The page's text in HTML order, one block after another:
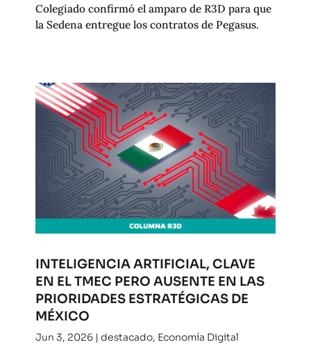
Colegiado confirmó el amparo de R3D para que
la Sedena entregue los contratos de Pegasus.
INTELIGENCIA ARTIFICIAL, CLAVE
EN EL TMEC PERO AUSENTE EN LAS
PRIORIDADES ESTRATÉGICAS DE
MÉXICO
Jun 3, 2026| destacado, Economía Digital